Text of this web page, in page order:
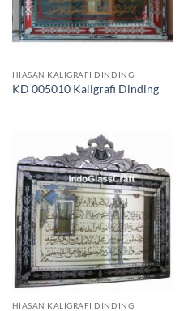
HIASAN KALIGRAFI DINDING
KD 005010 Kaligrafi Dinding
HIASAN KALIGRAFI DINDING